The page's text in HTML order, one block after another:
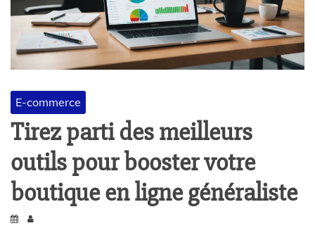
E-commerce
Tirez parti des meilleurs
outils pour booster votre
boutique en ligne généraliste